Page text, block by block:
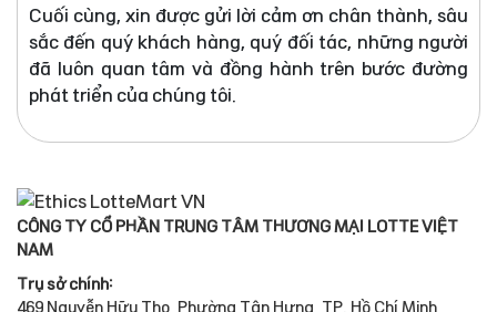
Cuối cùng, xin được gửi lời cảm ơn chân thành, sâu
sắc đến quý khách hàng, quý đối tác, những người
đã luôn quan tâm và đồng hành trên bước đường
phát triển của chúng tôi.
CÔNG TY CỔ PHẦN TRUNG TÂM THƯƠNG MẠI LOTTE VIỆT
NAM
Trụ sở chính:
469 Nguyễn Hữu Thọ, Phường Tân Hưng, TP. Hồ Chí Minh